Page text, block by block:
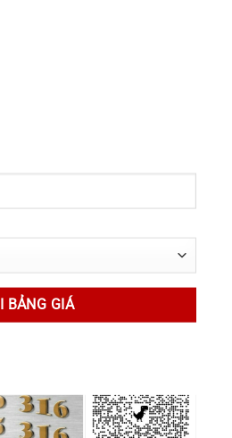
tiết yêu cầu
kim phổ biến gồm
đồng
làm việc khác nhau.
điện ổn định.
còn cung cấp